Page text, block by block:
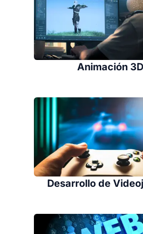
Animación 3D
Desarrollo de